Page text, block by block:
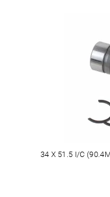
34 X 51.5 I/C